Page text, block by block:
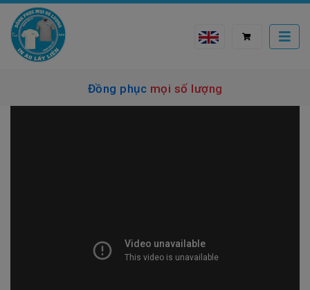
Đồng phục mọi số lượng